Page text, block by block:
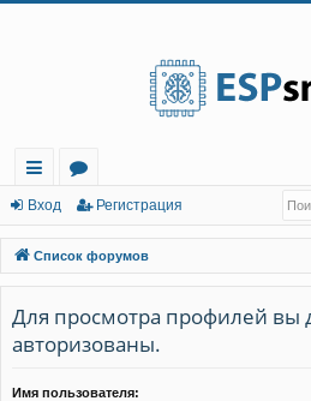
с
ы
лк
и
о
ру
м
ы
Вход Регистрация
Список форумов
Для просмотра профилей вы
авторизованы.
Имя пользователя: